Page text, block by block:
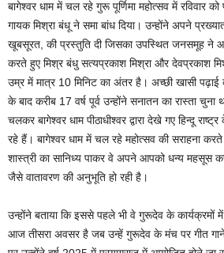
बागेश्वर धाम में चल रहे गुरू पूर्णिमा महोत्सव में रविवार
गायक मिश्रा बंधू ने समा बांध दिया। उन्होंने अपने
खूबसूरत, की प्रस्तुति दी जिसका उपस्थित जनसमूह ने
करते हुए मिश्र बंधु सत्यप्रकाश मिश्रा और देवप्रकाश
उम्र में मात्र 10 मिनिट का अंतर है। अच्छी खासी
के बाद करीब 17 वर्ष पूर्व उन्होंने सनातन का रास्ता चुना
चलकर बागेश्वर धाम पीठाधीश्वर द्वारा देखे गए हिन्दू
रहे हैं। बागेश्वर धाम में चल रहे महोत्सव की सराहना
शास्त्री का सानिध्य पाकर वे अपने आपको धन्य महसूस
जैसे वातावरण की अनुभूति हो रही है।
उन्होंने बताया कि इससे पहले भी वे गुरूदेव के कार्यक्रमों
आज तीसरा अवसर है जब उन्हें गुरूदेव के मंच पर गीत